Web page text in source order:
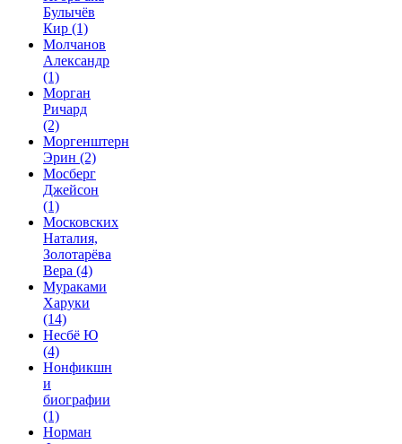
Булычёв
Кир (1)
Молчанов
Александр
(1)
Морган
Ричард
(2)
Моргенштерн
Эрин (2)
Мосберг
Джейсон
(1)
Московских
Наталия,
Золотарёва
Вера (4)
Мураками
Харуки
(14)
Несбё Ю
(4)
Нонфикшн
и
биографии
(1)
Норман